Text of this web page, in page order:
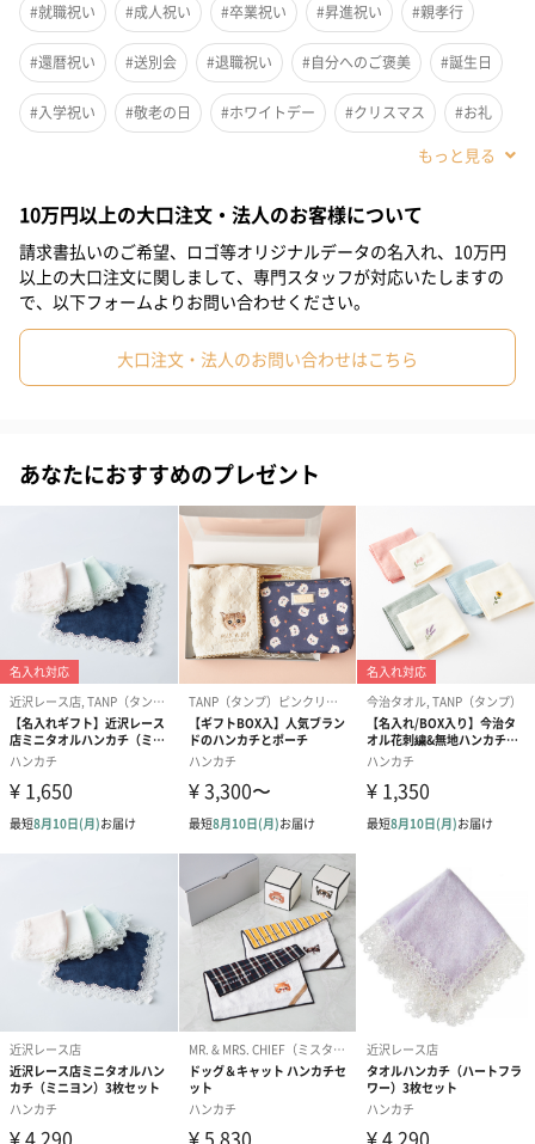
あることから「固い絆」など。
ひらひらとした大輪の花が涼しげにそよぐ姿が、夏の暑さを和ら
朝顔の下にはさりげなく ”Asagao” という文字が綴られていま
す。
選べる2種のカラー
アクアブルー（左上）・ミッドナイトブルー（右下）より、お好
きなカラーをお選びいただけます。
近沢レース店
歴史ある老舗ブランド
明治34（1901）年に絹の輸出商として創業後、開港により西洋文
化の栄えていた横浜元町で当時の日本では珍しいリネンストアを
#就職祝い #成人祝い #卒業祝い #昇進祝い #親孝行
#還暦祝い #送別会 #退職祝い #自分へのご褒美 #誕生日
#入学祝い #敬老の日 #ホワイトデー #クリスマス #お礼
#女子中学生
#親戚女性 #取引先女性 #義母 #部下女性 #姪
#姉 #彼女 #女子大学生 #同僚女性 #上司女性 #祖母
#母親 #妻 #女性 #女友達 #10代
#30代 #40代 #50代 #60代 #70代
10万円以上の大口注文・法人のお客様について
請求書払いのご希望、ロゴ等オリジナルデータの名入れ、10万円
以上の大口注文に関しまして、専門スタッフが対応いたしますの
で、以下フォームよりお問い合わせください。
大口注文・法人のお問い合わせはこちら
あなたにおすすめのプレゼント